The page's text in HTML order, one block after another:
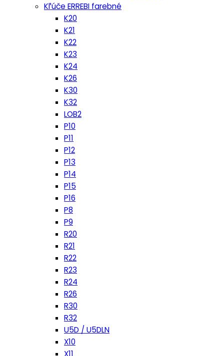
Kľúče ERREBI farebné
K20
K21
K22
K23
K24
K26
K30
K32
LOB2
P10
P11
P12
P13
P14
P15
P16
P8
P9
R20
R21
R22
R23
R24
R26
R30
R32
U5D / U5DLN
X10